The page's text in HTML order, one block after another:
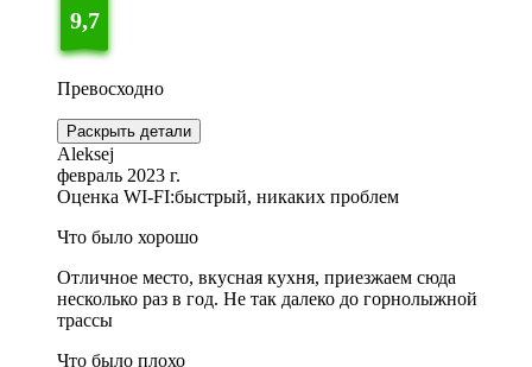
9,7
Превосходно
Раскрыть детали
Aleksej
февраль 2023 г.
Оценка WI-FI:быстрый, никаких проблем
Что было хорошо
Отличное место, вкусная кухня, приезжаем сюда
несколько раз в год. Не так далеко до горнолыжной
трассы
Что было плохо